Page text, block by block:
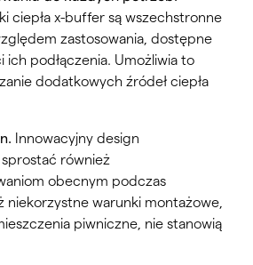
ciepła x-buffer są wszechstronne
zastosowania, dostępne
ich podłączenia. Umożliwia to
dodatkowych źródeł ciepła
Innowacyjny design
również
obecnym podczas
niekorzystne warunki montażowe,
piwniczne, nie stanowią